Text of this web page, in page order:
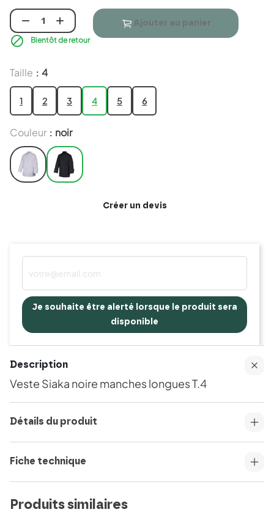
Taille : 4
1 2 3 4 5 6
Couleur : noir
 
 Bientôt de retour
Ajouter au panier
Créer un devis
Je souhaite être alerté lorsque le produit sera
disponible
Description
Veste Siaka noire manches longues T.4
Détails du produit
Fiche technique
Produits similaires